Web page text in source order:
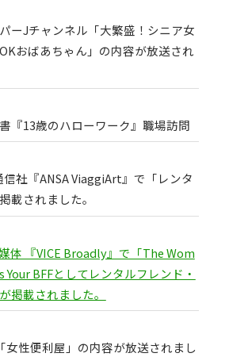
ーJチャンネル「大繁盛！シニア女
おばあちゃん」の内容が放送され
『13歳のハローワーク』職場訪問
信社『ANSA ViaggiArt』で「レンタ
載されました。
体 『VICE Broadly』で「The Wom
Your BFFとしてレンタルフレンド・
掲載されました。
女性便利屋」の内容が放送されまし